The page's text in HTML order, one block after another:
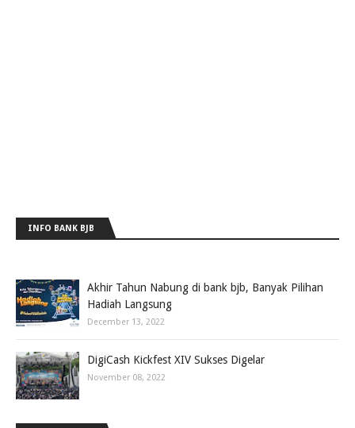
INFO BANK BJB
Akhir Tahun Nabung di bank bjb, Banyak Pilihan
Hadiah Langsung
December 13, 2022
DigiCash Kickfest XIV Sukses Digelar
November 08, 2022